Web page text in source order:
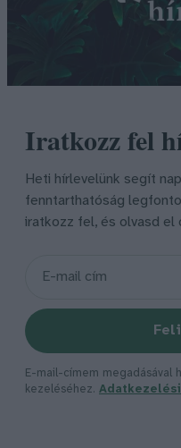
Iratkozz fel
Heti hírlevelünk segít
fenntarthatóság
iratkozz fel, és olvasd el
E-mail-címem megadásával
kezeléséhez.